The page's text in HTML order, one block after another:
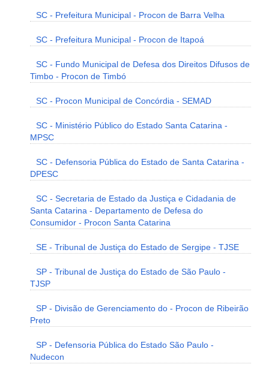
SC - Prefeitura Municipal - Procon de Barra Velha
SC - Prefeitura Municipal - Procon de Itapoá
SC - Fundo Municipal de Defesa dos Direitos Difusos de
Timbo - Procon de Timbó
SC - Procon Municipal de Concórdia - SEMAD
SC - Ministério Público do Estado Santa Catarina -
MPSC
SC - Defensoria Pública do Estado de Santa Catarina -
DPESC
SC - Secretaria de Estado da Justiça e Cidadania de
Santa Catarina - Departamento de Defesa do
Consumidor - Procon Santa Catarina
SE - Tribunal de Justiça do Estado de Sergipe - TJSE
SP - Tribunal de Justiça do Estado de São Paulo -
TJSP
SP - Divisão de Gerenciamento do - Procon de Ribeirão
Preto
SP - Defensoria Pública do Estado São Paulo -
Nudecon